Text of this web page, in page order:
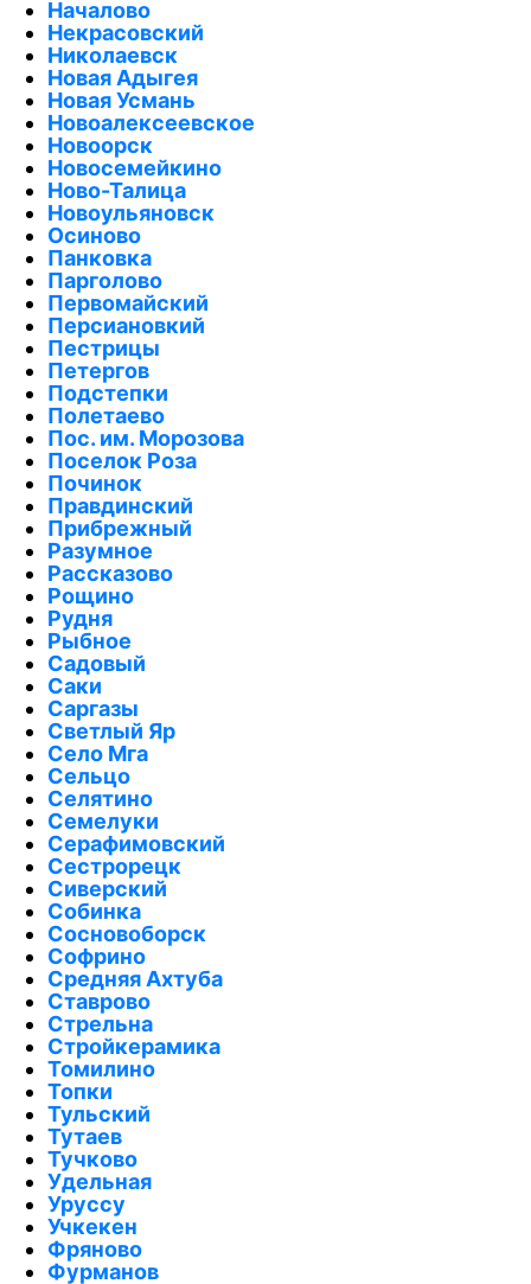
Началово
Некрасовский
Николаевск
Новая Адыгея
Новая Усмань
Новоалексеевское
Новоорск
Новосемейкино
Ново-Талица
Новоульяновск
Осиново
Панковка
Парголово
Первомайский
Персиановкий
Пестрицы
Петергов
Подстепки
Полетаево
Пос. им. Морозова
Поселок Роза
Починок
Правдинский
Прибрежный
Разумное
Рассказово
Рощино
Рудня
Рыбное
Садовый
Саки
Саргазы
Светлый Яр
Село Мга
Сельцо
Селятино
Семелуки
Серафимовский
Сестрорецк
Сиверский
Собинка
Сосновоборск
Софрино
Средняя Ахтуба
Ставрово
Стрельна
Стройкерамика
Томилино
Топки
Тульский
Тутаев
Тучково
Удельная
Уруссу
Учкекен
Фряново
Фурманов